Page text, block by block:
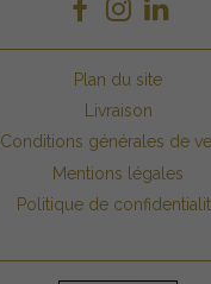
Plan du site
Livraison
Conditions générales de
Mentions légales
Politique de